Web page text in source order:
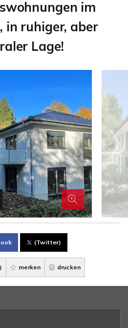
im
in ruhiger, aber
Lage!
(Twitter)
) merken drucken